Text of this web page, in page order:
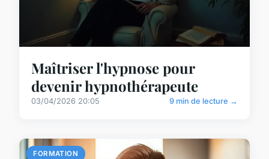
Maîtriser l'hypnose pour
devenir hypnothérapeute
03/04/2026 20:05 9 min de lecture →
FORMATION